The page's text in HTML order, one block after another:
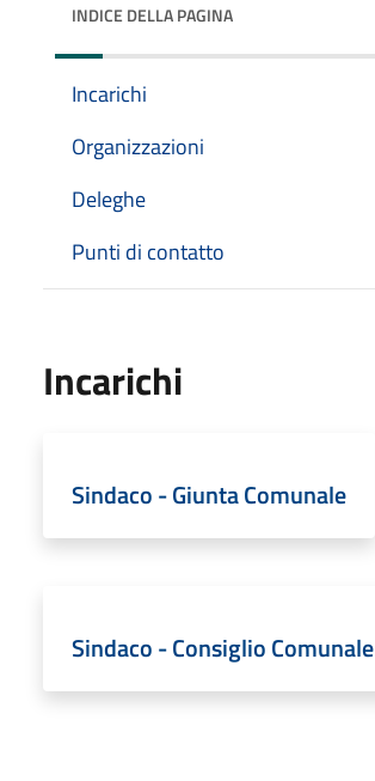
INDICE DELLA PAGINA
Incarichi
Organizzazioni
Deleghe
Punti di contatto
Incarichi
Sindaco - Giunta Comunale
Sindaco - Consiglio Comunale